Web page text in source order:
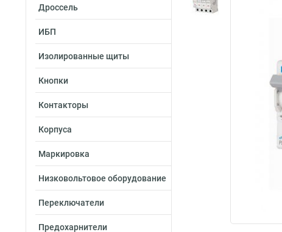
Дроссель
ИБП
Изолированные щиты
Кнопки
Контакторы
Корпуса
Маркировка
Низковольтовое оборудование
Переключатели
Предохарнители